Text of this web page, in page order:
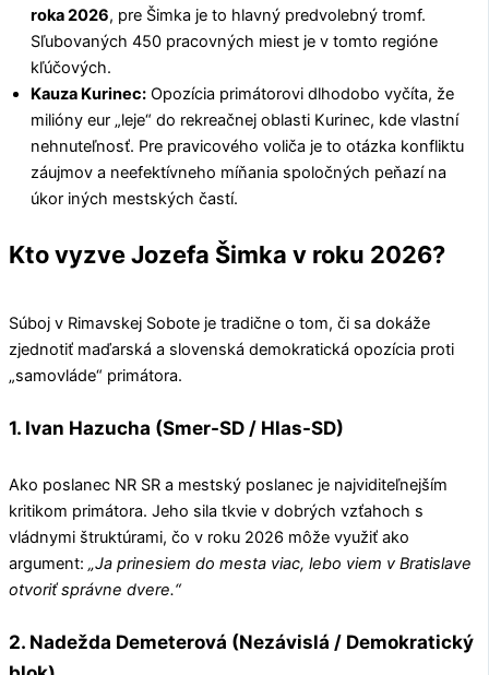
roka 2026, pre Šimka je to hlavný predvolebný tromf.
Sľubovaných 450 pracovných miest je v tomto regióne
kľúčových.
Kauza Kurinec: Opozícia primátorovi dlhodobo vyčíta, že
milióny eur „leje“ do rekreačnej oblasti Kurinec, kde vlastní
nehnuteľnosť. Pre pravicového voliča je to otázka konfliktu
záujmov a neefektívneho míňania spoločných peňazí na
úkor iných mestských častí.
Kto vyzve Jozefa Šimka v roku 2026?
Súboj v Rimavskej Sobote je tradične o tom, či sa dokáže
zjednotiť maďarská a slovenská demokratická opozícia proti
„samovláde“ primátora.
1. Ivan Hazucha (Smer-SD / Hlas-SD)
Ako poslanec NR SR a mestský poslanec je najviditeľnejším
kritikom primátora. Jeho sila tkvie v dobrých vzťahoch s
vládnymi štruktúrami, čo v roku 2026 môže využiť ako
argument: „Ja prinesiem do mesta viac, lebo viem v Bratislave
otvoriť správne dvere.“
2. Nadežda Demeterová (Nezávislá / Demokratický